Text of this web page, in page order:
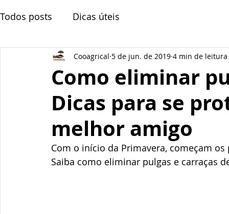
Todos posts Dicas úteis
Como eliminar
Dicas para se
melhor amigo
Cooagrical 5 de jun. de 2019 4 min de leitura
Com o início da Primavera, começam
Saiba como eliminar pulgas e carraças